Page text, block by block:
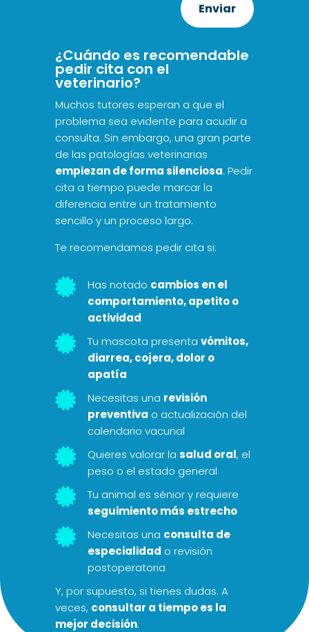
Enviar
¿Cuándo es recomendable
pedir cita con el
veterinario?
Muchos tutores esperan a que el
problema sea evidente para acudir a
consulta. Sin embargo, una gran parte
de las patologías veterinarias
empiezan de forma silenciosa. Pedir
cita a tiempo puede marcar la
diferencia entre un tratamiento
sencillo y un proceso largo.
Te recomendamos pedir cita si:
 Has notado cambios en el
comportamiento, apetito o
actividad
 Tu mascota presenta vómitos,
diarrea, cojera, dolor o
apatía
 Necesitas una revisión
preventiva o actualización del
calendario vacunal
 Quieres valorar la salud oral, el
peso o el estado general

Tu animal es sénior y requiere
seguimiento más estrecho
 Necesitas una consulta de
especialidad o revisión
postoperatoria
Y, por supuesto, si tienes dudas. A
veces, consultar a tiempo es la
mejor decisión.